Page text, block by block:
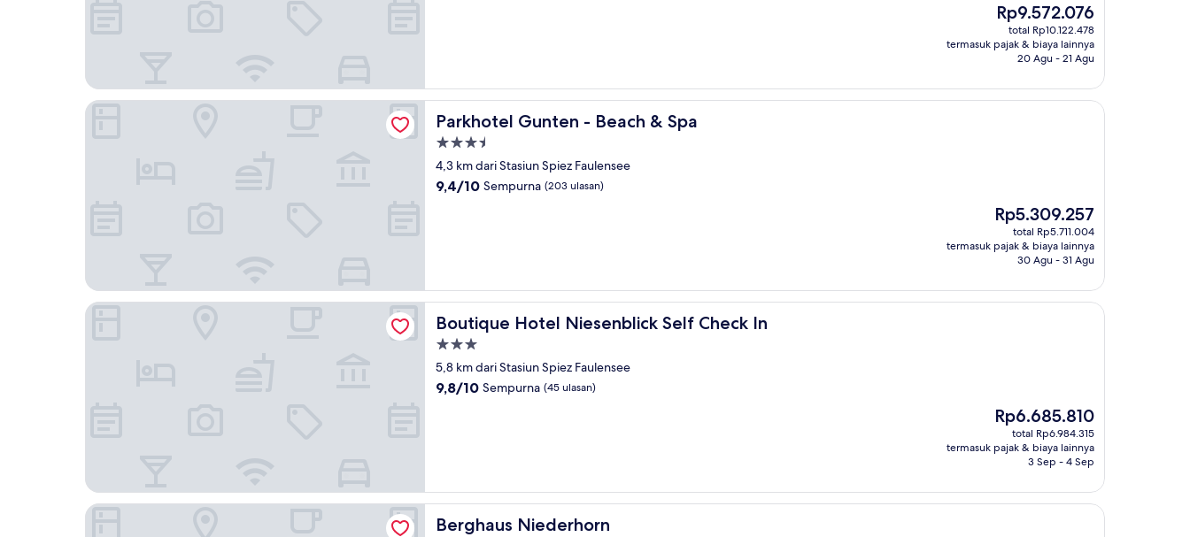
Harga
sekarang
Rp9.572.076
Rp9.572.076
total Rp10.122.478
termasuk pajak & biaya lainnya
20 Agu - 21 Agu
Parkhotel Gunten - Beach & Spa
Parkhotel Gunten - Beach & Spa
Properti
bintang
3.5
4,3 km dari Stasiun Spiez Faulensee
9.4
9,4/10 Sempurna (203 ulasan)
Harga
sekarang
Rp5.309.257
Rp5.309.257
total Rp5.711.004
termasuk pajak & biaya lainnya
30 Agu - 31 Agu
Parkhotel Gunten - Beach & Spa
Boutique Hotel Niesenblick Self Check In
Boutique Hotel Niesenblick Self Check In
Properti
bintang
3.0
5,8 km dari Stasiun Spiez Faulensee
9.8
9,8/10 Sempurna (45 ulasan)
Harga
sekarang
Rp6.685.810
Rp6.685.810
total Rp6.984.315
termasuk pajak & biaya lainnya
3 Sep - 4 Sep
Boutique Hotel Niesenblick Self Check In
Berghaus Niederhorn
Berghaus Niederhorn
Berghaus Niederhorn